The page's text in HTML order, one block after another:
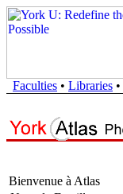
Faculties • Libraries •
Bienvenue à Atlas